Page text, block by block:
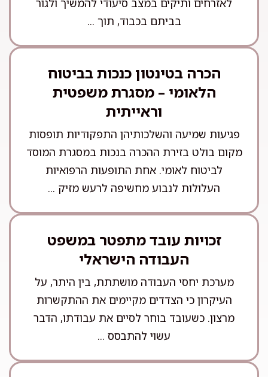
לאזרחים ותיקים במצב סיעודי להמשיך ולגור
בביתם בכבוד, תוך ...
הכרה בטינטון כנכות בביטוח
הלאומי – מסגרת משפטית
וראייתית
פגיעות שמיעה והשלכותיהן התפקודיות תופסות
מקום בולט בזירת ההכרה בנכות במסגרת המוסד
לביטוח לאומי. אחת התופעות הרפואיות
העלולות לנבוע מחשיפה לרעש מזיק ...
זכויות עובד מתפטר במשפט
העבודה הישראלי
מערכת יחסי העבודה מושתתת, בין היתר, על
העיקרון כי הצדדים מקיימים את ההתקשרות
מרצון. כשעובד בוחר לסיים את עבודתו, הדבר
עשוי להתבסס ...